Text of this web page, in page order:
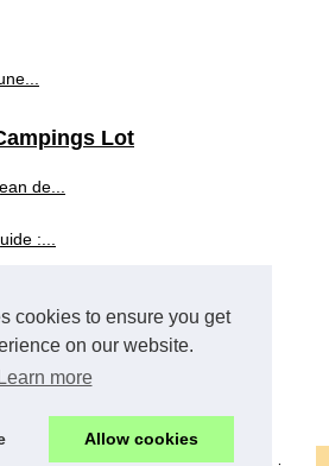
cookies to ensure you get
on our website.
Learn more
Allow cookies
Lot
de...
:...
guide :...